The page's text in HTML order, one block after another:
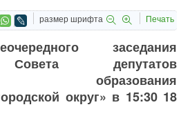
размер шрифта Печать
заседания
депутатов
образования
округ» в 15:30 18